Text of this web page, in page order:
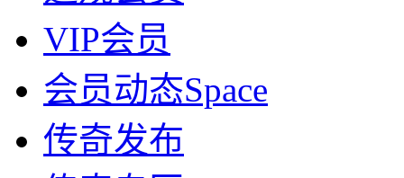
VIP会员
会员动态Space
传奇发布